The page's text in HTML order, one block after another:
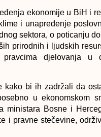
ekonomije u BiH i
i unapređenje
sektora, o poticanju
prirodnih i ljudskih
djelovanja u
kako bi ih zadržali da
u ekonomskom
ministara Bosne i
i pravne stečevine,